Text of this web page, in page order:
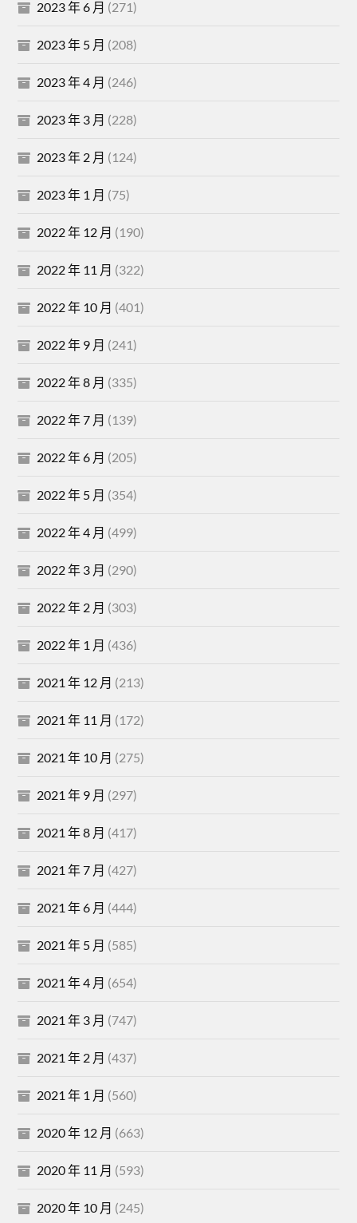
2023 年 6 月 (271)
2023 年 5 月 (208)
2023 年 4 月 (246)
2023 年 3 月 (228)
2023 年 2 月 (124)
2023 年 1 月 (75)
2022 年 12 月 (190)
2022 年 11 月 (322)
2022 年 10 月 (401)
2022 年 9 月 (241)
2022 年 8 月 (335)
2022 年 7 月 (139)
2022 年 6 月 (205)
2022 年 5 月 (354)
2022 年 4 月 (499)
2022 年 3 月 (290)
2022 年 2 月 (303)
2022 年 1 月 (436)
2021 年 12 月 (213)
2021 年 11 月 (172)
2021 年 10 月 (275)
2021 年 9 月 (297)
2021 年 8 月 (417)
2021 年 7 月 (427)
2021 年 6 月 (444)
2021 年 5 月 (585)
2021 年 4 月 (654)
2021 年 3 月 (747)
2021 年 2 月 (437)
2021 年 1 月 (560)
2020 年 12 月 (663)
2020 年 11 月 (593)
2020 年 10 月 (245)